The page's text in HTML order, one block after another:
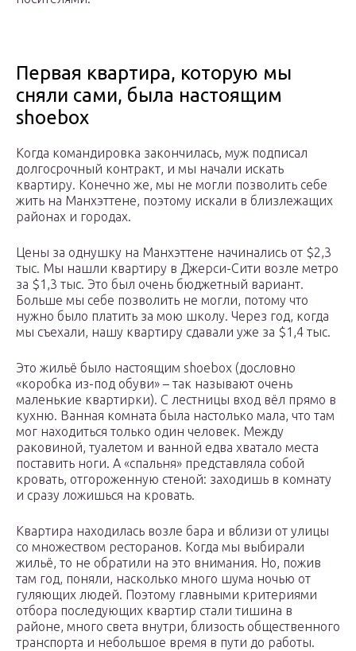
Первая квартира, которую мы
сняли сами, была настоящим
shoebox
Когда командировка закончилась, муж подписал
долгосрочный контракт, и мы начали искать
квартиру. Конечно же, мы не могли позволить себе
жить на Манхэттене, поэтому искали в близлежащих
районах и городах.
Цены за однушку на Манхэттене начинались от $2,3
тыс. Мы нашли квартиру в Джерси-Сити возле метро
за $1,3 тыс. Это был очень бюджетный вариант.
Больше мы себе позволить не могли, потому что
нужно было платить за мою школу. Через год, когда
мы съехали, нашу квартиру сдавали уже за $1,4 тыс.
Это жильё было настоящим shoebox (дословно
«коробка из-под обуви» – так называют очень
маленькие квартирки). С лестницы вход вёл прямо в
кухню. Ванная комната была настолько мала, что там
мог находиться только один человек. Между
раковиной, туалетом и ванной едва хватало места
поставить ноги. А «спальня» представляла собой
кровать, отгороженную стеной: заходишь в комнату
и сразу ложишься на кровать.
Квартира находилась возле бара и вблизи от улицы
со множеством ресторанов. Когда мы выбирали
жильё, то не обратили на это внимания. Но, пожив
там год, поняли, насколько много шума ночью от
гуляющих людей. Поэтому главными критериями
отбора последующих квартир стали тишина в
районе, много света внутри, близость общественного
транспорта и небольшое время в пути до работы.